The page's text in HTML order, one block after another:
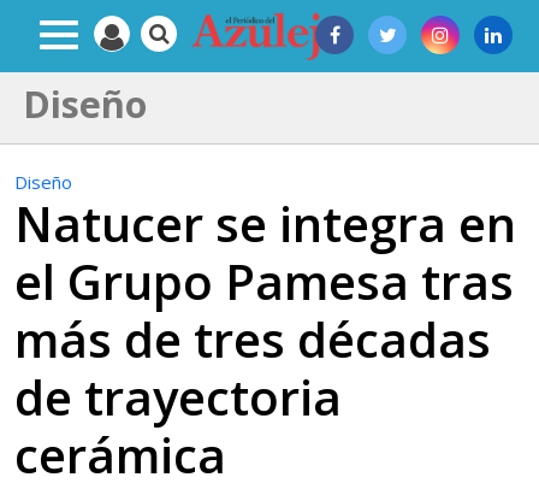
Diseño
Diseño
Natucer se integra en
el Grupo Pamesa tras
más de tres décadas
de trayectoria
cerámica